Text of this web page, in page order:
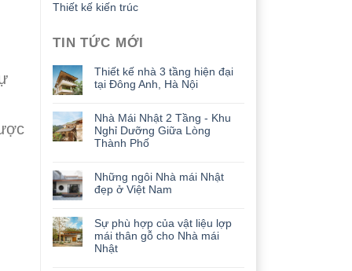
Thiết kế kiến trúc
TIN TỨC MỚI
Thiết kế nhà 3 tầng hiện đại
tại Đông Anh, Hà Nội
Nhà Mái Nhật 2 Tầng - Khu
Nghỉ Dưỡng Giữa Lòng
Thành Phố
Những ngôi Nhà mái Nhật
đẹp ở Việt Nam
Sự phù hợp của vật liệu lợp
mái thân gỗ cho Nhà mái
Nhật